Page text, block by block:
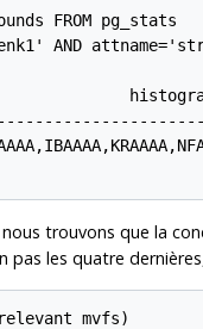
FROM pg_stats
AND
nous trouvons que la
pas les quatre
mvfs)